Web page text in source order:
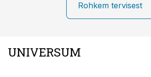
Rohkem tervisest
UNIVERSUM